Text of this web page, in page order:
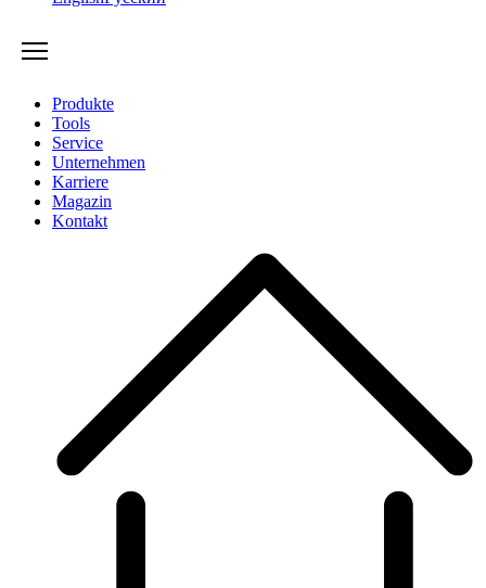
Produkte
Tools
Service
Unternehmen
Karriere
Magazin
Kontakt